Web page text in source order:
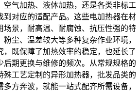
空气加热、液体加热，还是各类非标工
到对应的适配产品。这些电加热器在材
场景，耐高温、耐腐蚀、抗压性强的特
尘、温差较大等多种复杂作业环境，
，既保障了加热效率的稳定，也延长了
后期更换与维修的频次。从常规规格的
殊工艺定制的异形加热器，批发品类的
方奔波，就能一站式配齐所需设备，